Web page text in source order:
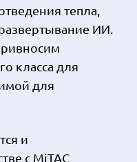
тепла,
ИИ.
класса для
для
и
с MiTAC